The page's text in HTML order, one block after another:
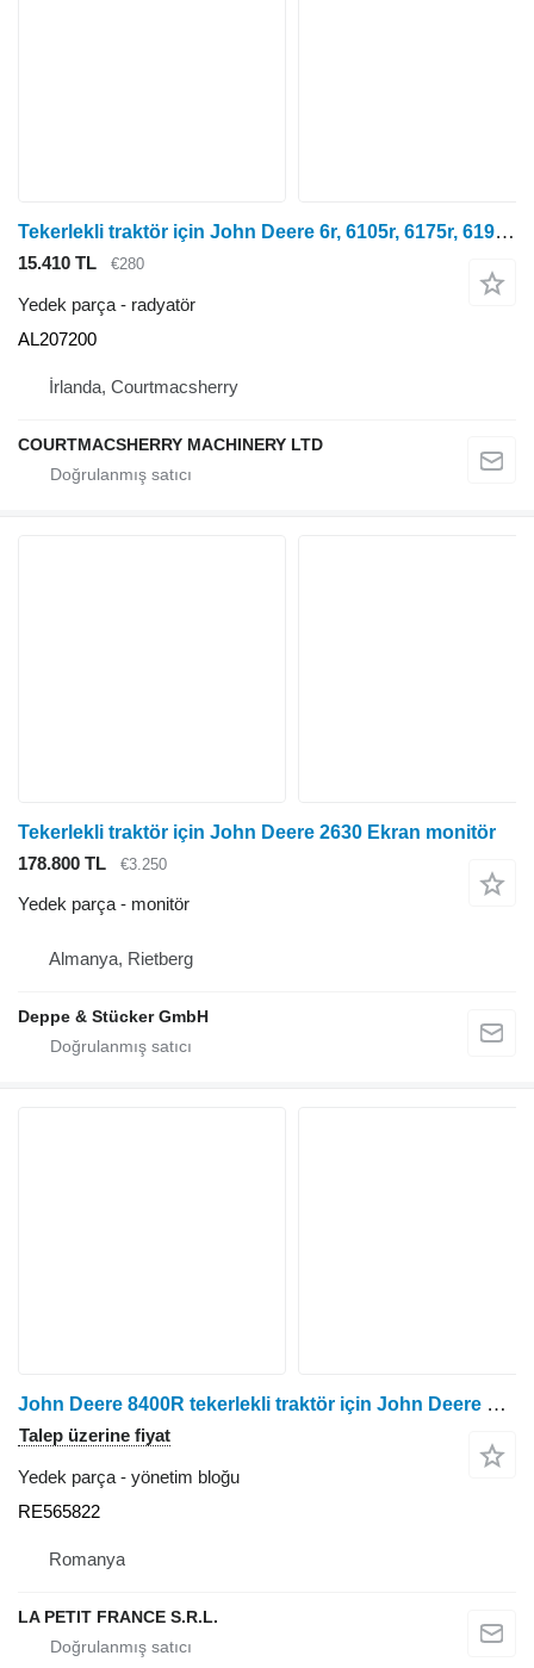
Tekerlekli traktör için John Deere 6r, 6105r, 6175r, 6195r, 6215r, 6250r, Buhar Kondenseri AL207200 radyatör
15.410 TL €280
Yedek parça - radyatör
AL207200
İrlanda, Courtmacsherry
COURTMACSHERRY MACHINERY LTD
Tekerlekli traktör için John Deere 2630 Ekran monitör
178.800 TL
€3.250
Yedek parça - monitör
Almanya, Rietberg
Deppe & Stücker GmbH
John Deere 8400R tekerlekli traktör için John Deere RE565822 yönetim bloğu
Talep üzerine fiyat
Yedek parça - yönetim bloğu
RE565822
Romanya
LA PETIT FRANCE S.R.L.